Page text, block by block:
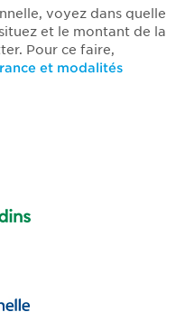
voyez dans quelle
et le montant de la
Pour ce faire,
et modalités